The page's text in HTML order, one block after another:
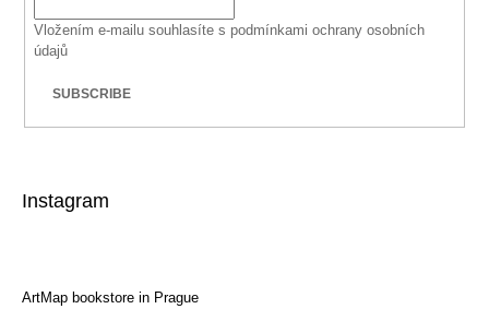
Vložením e-mailu souhlasíte s podmínkami ochrany osobních
údajů
SUBSCRIBE
Instagram
ArtMap bookstore in Prague